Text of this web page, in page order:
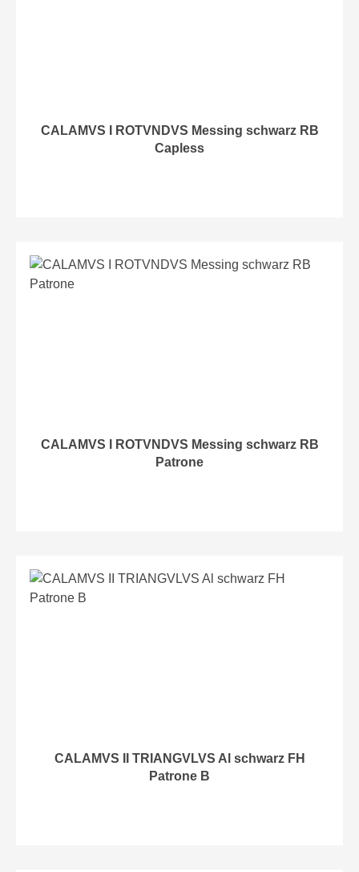
CALAMVS I ROTVNDVS Messing schwarz RB
Capless
CALAMVS I ROTVNDVS Messing schwarz RB
Patrone
CALAMVS II TRIANGVLVS Al schwarz FH
Patrone B